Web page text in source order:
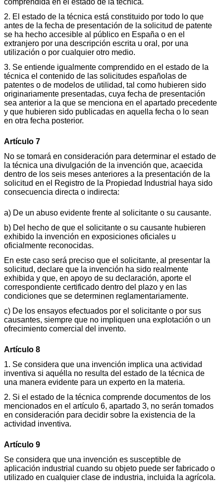
comprendida en el estado de la técnica.
2. El estado de la técnica está constituido por todo lo que
antes de la fecha de presentación de la solicitud de patente
se ha hecho accesible al público en España o en el
extranjero por una descripción escrita u oral, por una
utilización o por cualquier otro medio.
3. Se entiende igualmente comprendido en el estado de la
técnica el contenido de las solicitudes españolas de
patentes o de modelos de utilidad, tal como hubieren sido
originariamente presentadas, cuya fecha de presentación
sea anterior a la que se menciona en el apartado precedente
y que hubieren sido publicadas en aquella fecha o lo sean
en otra fecha posterior.
Artículo 7
No se tomará en consideración para determinar el estado de
la técnica una divulgación de la invención que, acaecida
dentro de los seis meses anteriores a la presentación de la
solicitud en el Registro de la Propiedad Industrial haya sido
consecuencia directa o indirecta:
a) De un abuso evidente frente al solicitante o su causante.
b) Del hecho de que el solicitante o su causante hubieren
exhibido la invención en exposiciones oficiales u
oficialmente reconocidas.
En este caso será preciso que el solicitante, al presentar la
solicitud, declare que la invención ha sido realmente
exhibida y que, en apoyo de su declaración, aporte el
correspondiente certificado dentro del plazo y en las
condiciones que se determinen reglamentariamente.
c) De los ensayos efectuados por el solicitante o por sus
causantes, siempre que no impliquen una explotación o un
ofrecimiento comercial del invento.
Artículo 8
1. Se considera que una invención implica una actividad
inventiva si aquélla no resulta del estado de la técnica de
una manera evidente para un experto en la materia.
2. Si el estado de la técnica comprende documentos de los
mencionados en el artículo 6, apartado 3, no serán tomados
en consideración para decidir sobre la existencia de la
actividad inventiva.
Artículo 9
Se considera que una invención es susceptible de
aplicación industrial cuando su objeto puede ser fabricado o
utilizado en cualquier clase de industria, incluida la agrícola.